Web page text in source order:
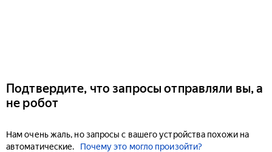
Подтвердите, что запросы отправляли вы, а
не робот
Нам очень жаль, но запросы с вашего устройства похожи на
автоматические.
Почему это могло произойти?